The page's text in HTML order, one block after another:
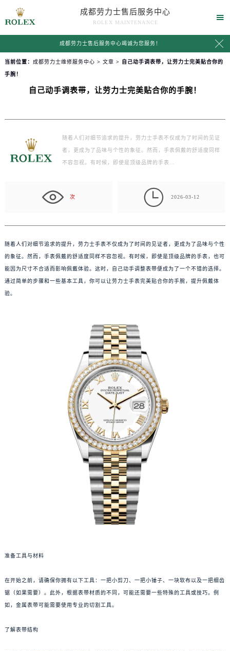
成都劳力士售后服务中心
ROLEX MAINTENANCE

成都劳力士售后服务中心竭诚为您服务！ 
当前位置： 成都劳力士维修服务中心 > 文章 > 自己动手调表带，让劳力士完美贴合你的
手腕！
自己动手调表带，让劳力士完美贴合你的手腕！
随着人们对细节追求的提升，劳力士手表不仅成为了时间的见证
者，更成为了品味与个性的象征。然而，手表佩戴的舒适度同样
不容忽视。有时候，即使是顶级品牌的手表…
次  2026-03-12
随着人们对细节追求的提升，劳力士手表不仅成为了时间的见证者，更成为了品味与个性
的象征。然而，手表佩戴的舒适度同样不容忽视。有时候，即使是顶级品牌的手表，也可
能因为尺寸不合适而影响佩戴体验。这时，自己动手调整表带便成为了一个不错的选择。
通过简单的步骤和一些基本工具，你可以让劳力士手表完美贴合你的手腕，提升佩戴体
验。
准备工具与材料
在开始之前，请确保你拥有以下工具：一把小剪刀、一把小锤子、一块软布以及一把细齿
锯（如果需要）。此外，根据表带材质的不同，可能还需要一些特殊的工具或技巧。例
如，金属表带可能需要使用专业的切割工具。
了解表带结构